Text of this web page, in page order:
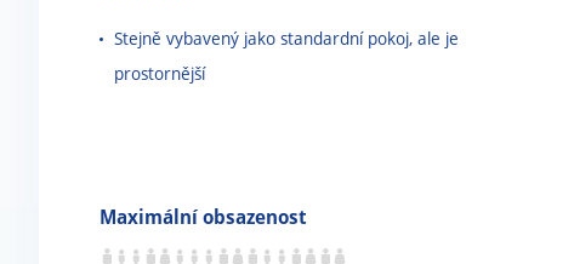
Stejně vybavený jako standardní pokoj, ale je
prostornější
Maximální obsazenost